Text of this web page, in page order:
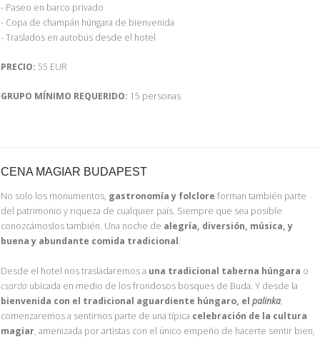
- Paseo en barco privado
- Copa de champán húngara de bienvenida
- Traslados en autobús desde el hotel
PRECIO: 55 EUR
GRUPO MÍNIMO REQUERIDO: 15 personas
CENA MAGIAR BUDAPEST
No solo los monumentos, gastronomía y folclore forman también parte
del patrimonio y riqueza de cualquier país. Siempre que sea posible
conozcámoslos también. Una noche de alegría, diversión, música, y
buena y abundante comida tradicional.
Desde el hotel nos trasladaremos a una tradicional taberna húngara o
csarda ubicada en medio de los frondosos bosques de Buda. Y desde la
bienvenida con el tradicional aguardiente húngaro, el palinka,
comenzaremos a sentirnos parte de una típica celebración de la cultura
magiar, amenizada por artistas con el único empeño de hacerte sentir bien,